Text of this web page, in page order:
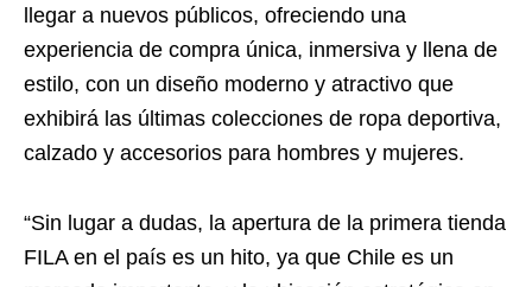
llegar a nuevos públicos, ofreciendo una
experiencia de compra única, inmersiva y llena de
estilo, con un diseño moderno y atractivo que
exhibirá las últimas colecciones de ropa deportiva,
calzado y accesorios para hombres y mujeres.
“Sin lugar a dudas, la apertura de la primera tienda
FILA en el país es un hito, ya que Chile es un